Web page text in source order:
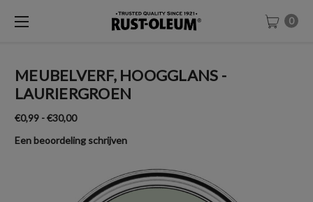
0
MEUBELVERF, HOOGGLANS -
LAURIERGROEN
€0,99 - €30,00
Een beoordeling schrijven